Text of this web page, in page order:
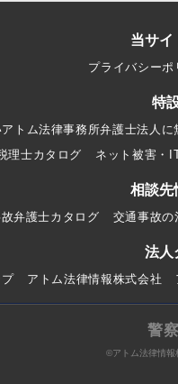
当サイ
プライバシーポ
特
トム法律事務所弁護士法人に
理士カタログ
ネット被害・
相談先
弁護士カタログ 交通事故の
法人
アトム法律情報株式会社
警
©アトム法律情報